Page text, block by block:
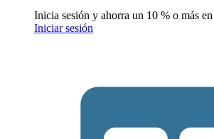
Inicia sesión y ahorra un 10 % o más
Iniciar sesión